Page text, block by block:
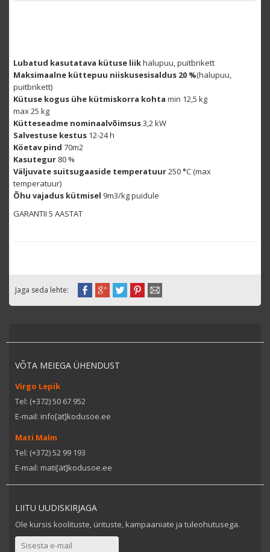
Lubatud kasutatava kütuse liikhalupuu, puitbrikett
Maksimaalne küttepuu niiskusesisaldus 20 %(halupuu,
puitbrikett)
Kütuse kogus ühe kütmiskorra kohta min 12,5 kg
max 25 kg
Kütteseadme nominaalvõimsus3,2 kW
Salvestuse kestus 12-24 h
Köetav pind 70m2
Kasutegur 80 %
Väljuvate suitsugaaside temperatuur250 °C (max
temperatuur)
Õhu vajadus kütmisel 9m3/kg puidule
GARANTII 5 AASTAT
Jaga seda lehte:
VÕTA MEIEGA ÜHENDUST
Virgo Lepik
Tel: (+372) 50 67 952
E-mail: info[ät]kodusoe.ee
Mati Malm
Tel: (+372) 52 99 193
E-mail: mati[ät]kodusoe.ee
LIITU UUDISKIRJAGA
Ole kursis koolituste, ürituste, kampaaniate ja tuleohutusega.